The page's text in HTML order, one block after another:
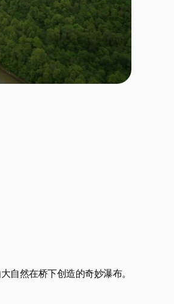
自然在桥下创造的奇妙瀑布。